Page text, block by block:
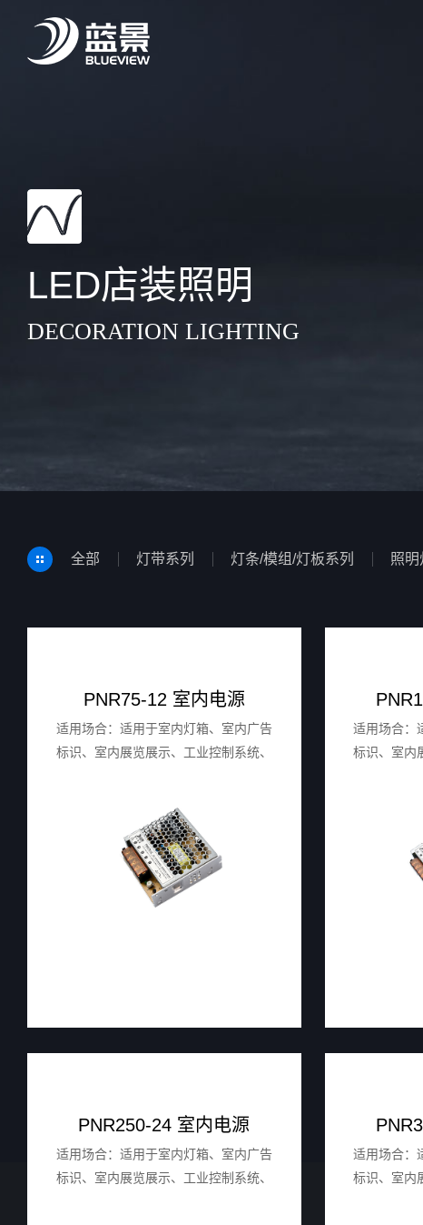
LED店装照明
DECORATION LIGHTING
全部 灯带系列 灯条/模组/灯板系列 照明
PNR75-12 室内电源
适用场合：适用于室内灯箱、室内广告
标识、室内展览展示、工业控制系统、
适用场合：
标识、室内
PNR250-24 室内电源
适用场合：适用于室内灯箱、室内广告
标识、室内展览展示、工业控制系统、
适用场合：
标识、室内